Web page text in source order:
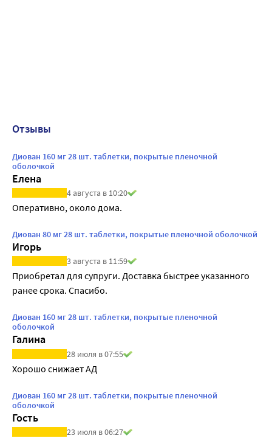
Отзывы
Диован 160 мг 28 шт. таблетки, покрытые пленочной
оболочкой
Елена
4 августа в 10:20
Оперативно, около дома.
Диован 80 мг 28 шт. таблетки, покрытые пленочной оболочкой
Игорь
3 августа в 11:59
Приобретал для супруги. Доставка быстрее указанного
ранее срока. Спасибо.
Диован 160 мг 28 шт. таблетки, покрытые пленочной
оболочкой
Галина
28 июля в 07:55
Хорошо снижает АД
Диован 160 мг 28 шт. таблетки, покрытые пленочной
оболочкой
Гость
23 июля в 06:27